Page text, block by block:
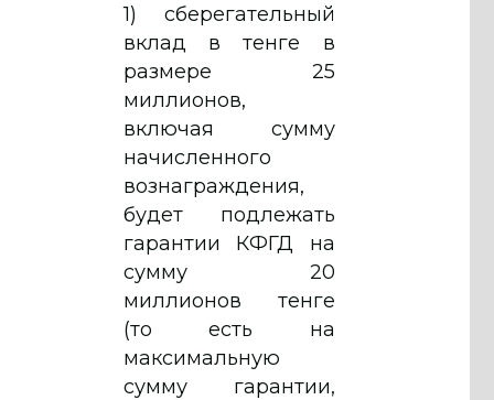
1) сберегательный
вклад в тенге в
размере 25
миллионов,
включая сумму
начисленного
вознаграждения,
будет подлежать
гарантии КФГД на
сумму 20
миллионов тенге
(то есть на
максимальную
сумму гарантии,